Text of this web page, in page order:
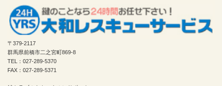
〒379-2117
群馬県前橋市二之宮町869-8
TEL：027-289-5370
FAX：027-289-5371